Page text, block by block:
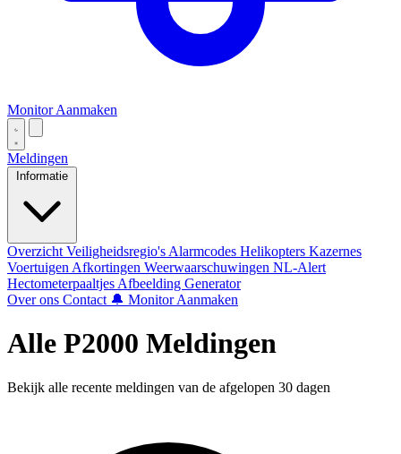
Monitor Aanmaken
Meldingen
Informatie
Overzicht Veiligheidsregio's Alarmcodes Helikopters Kazernes
Voertuigen Afkortingen Weerwaarschuwingen NL-Alert
Hectometerpaaltjes Afbeelding Generator
Over ons Contact 🔔 Monitor Aanmaken
Alle P2000 Meldingen
Bekijk alle recente meldingen van de afgelopen 30 dagen